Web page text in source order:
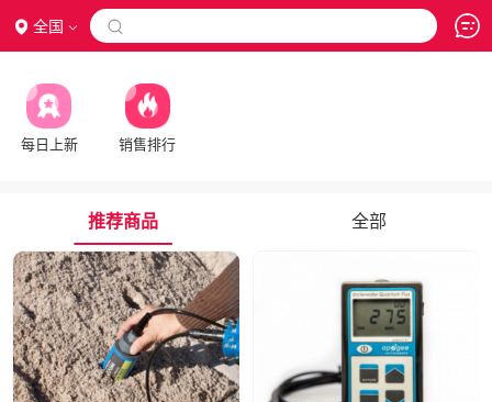
全国 
每日上新 销售排行
推荐商品 全部